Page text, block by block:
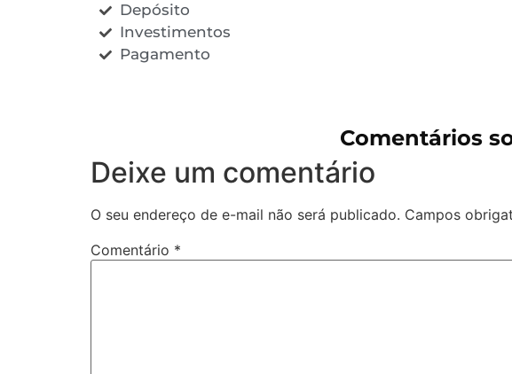
Depósito
Investimentos
Pagamento
Comentários
Deixe um comentário
O seu endereço de e-mail não será publicado. Campos
Comentário *